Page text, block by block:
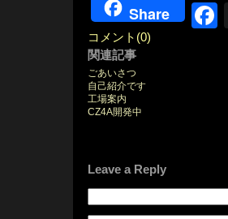
Share
コメント(0)
関連記事
ごあいさつ
自己紹介です
工場案内
CZ4A開発中
Leave a Reply